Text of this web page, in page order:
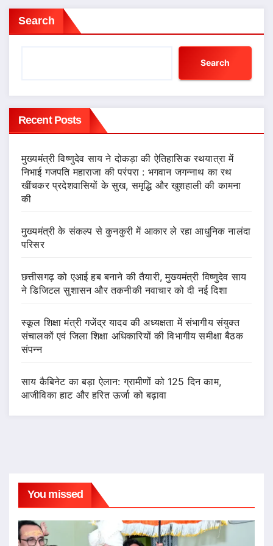
Search
Search
Recent Posts
मुख्यमंत्री विष्णुदेव साय ने दोकड़ा की ऐतिहासिक रथयात्रा में
निभाई गजपति महाराजा की परंपरा : भगवान जगन्नाथ का रथ
खींचकर प्रदेशवासियों के सुख, समृद्धि और खुशहाली की कामना
की
मुख्यमंत्री के संकल्प से कुनकुरी में आकार ले रहा आधुनिक नालंदा
परिसर
छत्तीसगढ़ को एआई हब बनाने की तैयारी, मुख्यमंत्री विष्णुदेव साय
ने डिजिटल सुशासन और तकनीकी नवाचार को दी नई दिशा
स्कूल शिक्षा मंत्री गजेंद्र यादव की अध्यक्षता में संभागीय संयुक्त
संचालकों एवं जिला शिक्षा अधिकारियों की विभागीय समीक्षा बैठक
संपन्न
साय कैबिनेट का बड़ा ऐलान: ग्रामीणों को 125 दिन काम,
आजीविका हाट और हरित ऊर्जा को बढ़ावा
You missed